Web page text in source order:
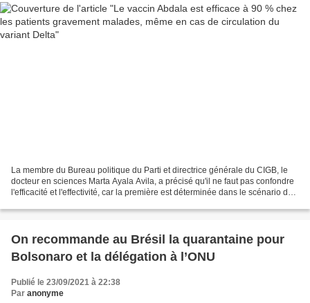
La membre du Bureau politique du Parti et directrice générale du CIGB, le
docteur en sciences Marta Ayala Avila, a précisé qu'il ne faut pas confondre
l'efficacité et l'effectivité, car la première est déterminée dans le scénario des
On recommande au Brésil la quarantaine pour
Bolsonaro et la délégation à l’ONU
Publié le 23/09/2021 à 22:38
Par anonyme